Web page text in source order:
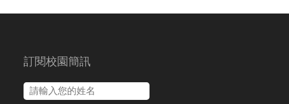
訂閱校園簡訊